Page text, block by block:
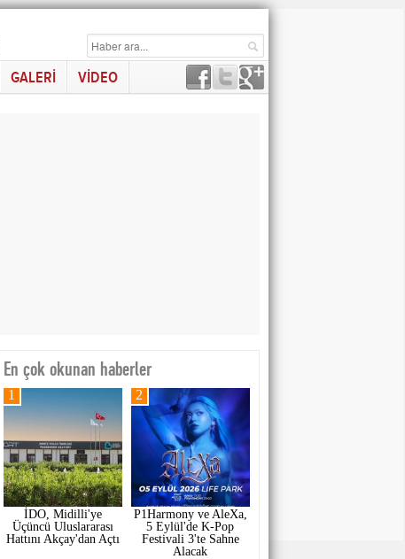
GALERİ VİDEO
En çok okunan haberler
İDO, Midilli'ye
Üçüncü Uluslararası
Hattını Akçay'dan Açtı
1
P1Harmony ve AleXa,
5 Eylül'de K-Pop
Festivali 3'te Sahne
Alacak
2